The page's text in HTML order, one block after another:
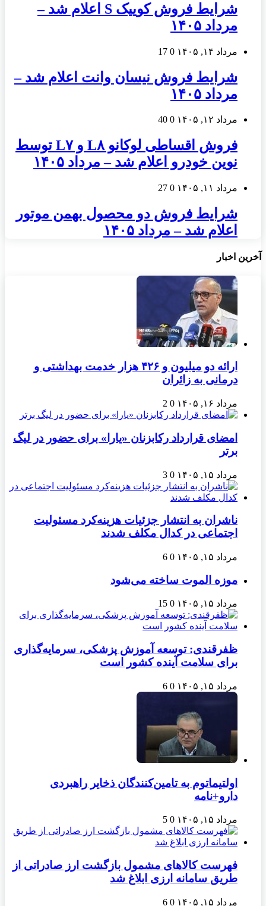
شرایط فروش کوییک S اعلام شد –
مرداد ۱۴۰۵
مرداد ۱۴, ۱۴۰۵ 0
17
شرایط فروش نیسان وانت اعلام شد –
مرداد ۱۴۰۵
مرداد ۱۲, ۱۴۰۵ 0
40
فروش اقساطی لوکانو L۸ و L۷ توسط
نوین خودرو اعلام شد – مرداد ۱۴۰۵
مرداد ۱۱, ۱۴۰۵ 0
27
شرایط فروش دو محصول بهمن موتور
اعلام شد – مرداد ۱۴۰۵
آخرین اخبار
ارائه دو میلیون و ۴۲۶ هزار خدمت بهداشتی و
درمانی به زائران
مرداد ۱۶, ۱۴۰۵ 0
2
امضای قرارداد رکابزنان «یارا» برای حضور در لیگ
برتر
مرداد ۱۵, ۱۴۰۵ 0
3
ناشران به انتشار جزئیات هزینه‌کرد مسئولیت
اجتماعی در کدال مکلف شدند
مرداد ۱۵, ۱۴۰۵ 0
6
موزه الموت ساخته می‌شود
مرداد ۱۵, ۱۴۰۵ 0
15
ظفرقندی: توسعه آموزش پزشکی، سرمایه‌گذاری
برای سلامت آینده کشور است
مرداد ۱۵, ۱۴۰۵ 0
6
اولتیماتوم به تامین‌کنندگان ذخایر راهبردی
دارو+نامه
مرداد ۱۵, ۱۴۰۵ 0
5
فهرست کالاهای مشمول بازگشت ارز صادراتی از
طریق سامانه ارزی ابلاغ شد
مرداد ۱۵, ۱۴۰۵ 0
6